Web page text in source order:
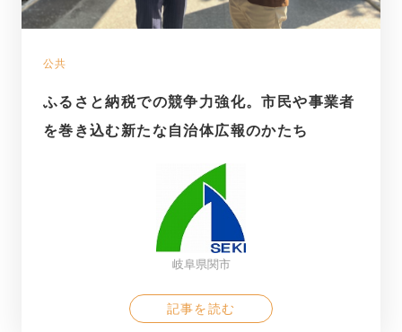
公共
ふるさと納税での競争力強化。市民や事業者
を巻き込む新たな自治体広報のかたち
岐阜県関市
記事を読む